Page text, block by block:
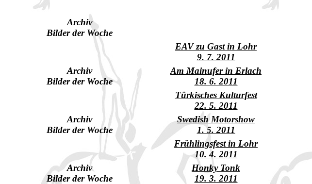
Archiv
Bilder der Woche
EAV zu Gast in Lohr
9. 7. 2011
Archiv
Bilder der Woche
Am Mainufer in Erlach
18. 6. 2011
Türkisches Kulturfest
22. 5. 2011
Archiv
Bilder der Woche
Swedish Motorshow
1. 5. 2011
Frühlingsfest in Lohr
10. 4. 2011
Archiv
Bilder der Woche
Honky Tonk
19. 3. 2011